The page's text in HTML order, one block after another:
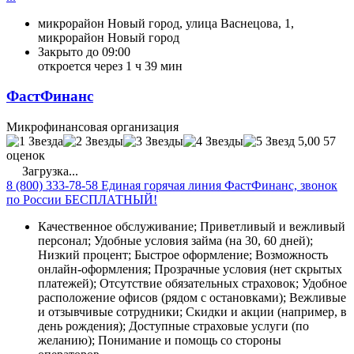
микрорайон Новый город, улица Васнецова, 1,
микрорайон Новый город
Закрыто до 09:00
откроется через 1 ч 39 мин
ФастФинанс
Микрофинансовая организация
5,00 57
оценок
Загрузка...
8 (800) 333-78-58 Единая горячая линия ФастФинанс, звонок
по России БЕСПЛАТНЫЙ!
Качественное обслуживание; Приветливый и вежливый
персонал; Удобные условия займа (на 30, 60 дней);
Низкий процент; Быстрое оформление; Возможность
онлайн-оформления; Прозрачные условия (нет скрытых
платежей); Отсутствие обязательных страховок; Удобное
расположение офисов (рядом с остановками); Вежливые
и отзывчивые сотрудники; Скидки и акции (например, в
день рождения); Доступные страховые услуги (по
желанию); Понимание и помощь со стороны